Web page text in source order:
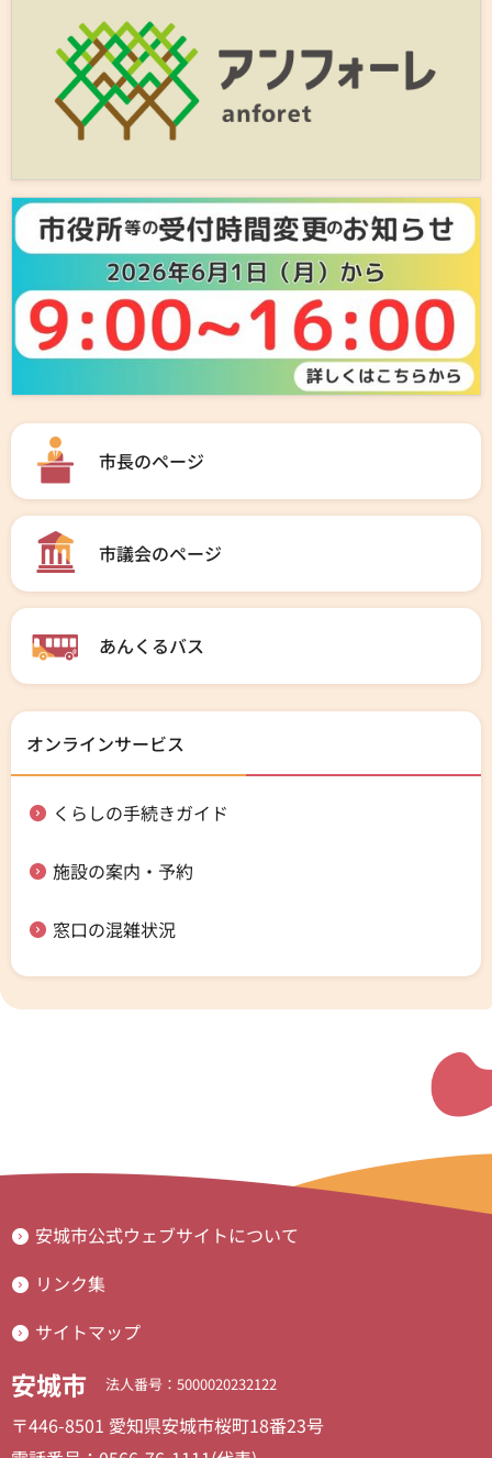
市長のページ
市議会のページ
あんくるバス
オンラインサービス
くらしの手続きガイド
施設の案内・予約
窓口の混雑状況
安城市公式ウェブサイトについて
リンク集
サイトマップ
安城市 法人番号：5000020232122
〒446-8501 愛知県安城市桜町18番23号